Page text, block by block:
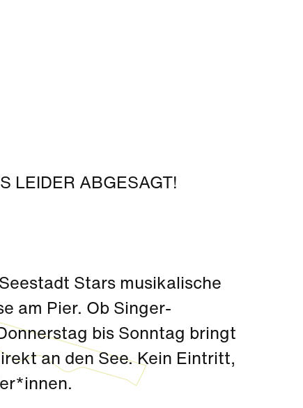
LEIDER ABGESAGT!
Stars musikalische
am Pier. Ob Singer-
bis Sonntag bringt
an den See. Kein Eintritt,